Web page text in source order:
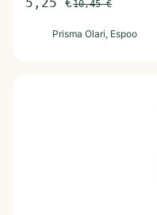
10,45€
Prisma Olari, Espoo